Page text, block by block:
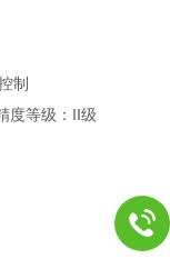
制
等级：II级